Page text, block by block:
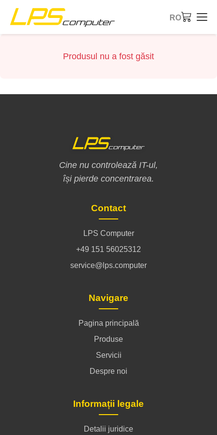
RO
Produsul nu a fost găsit
Cine nu controlează IT-ul,
își pierde concentrarea.
Contact
LPS Computer
+49 151 56025312
service@lps.computer
Navigare
Pagina principală
Produse
Servicii
Despre noi
Informații legale
Detalii juridice